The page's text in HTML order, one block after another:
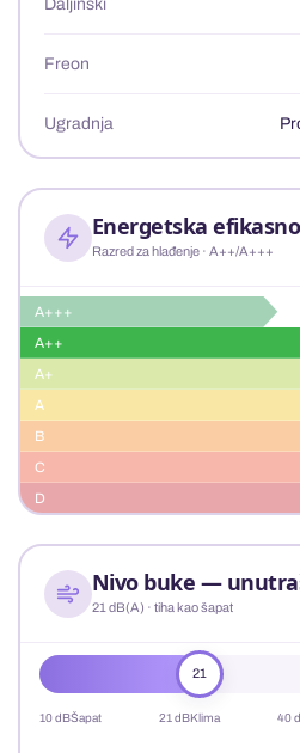
Daljinski
Freon
Ugradnja
Energetska
Razred za hlađenje · A++/A+++
A+++
A++
A+
A
B
C
D
Nivo buke —
21 dB(A) · tiha kao šapat
21
10 dBŠapat 21 dBKlima 40